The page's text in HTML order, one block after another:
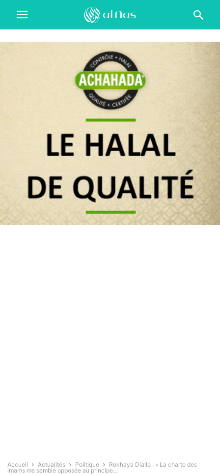
Accueil Actualités Politique
Rokhaya Diallo : « La charte des
imams me semble opposée au principe...